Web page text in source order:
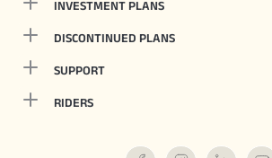
INVESTMENT PLANS
DISCONTINUED PLANS
SUPPORT
RIDERS